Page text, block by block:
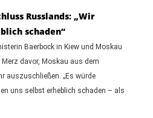
Russlands: „Wir
schaden“
Baerbock in Kiew und Moskau
davor, Moskau aus dem
auszuschließen. „Es würde
uns selbst erheblich schaden – als